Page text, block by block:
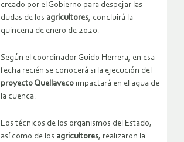
creado por el Gobierno para despejar las
dudas de los agricultores, concluirá la
quincena de enero de 2020.
Según el coordinador Guido Herrera, en esa
fecha recién se conocerá si la ejecución del
proyecto Quellaveco impactará en el agua de
la cuenca.
Los técnicos de los organismos del Estado,
así como de los agricultores, realizaron la